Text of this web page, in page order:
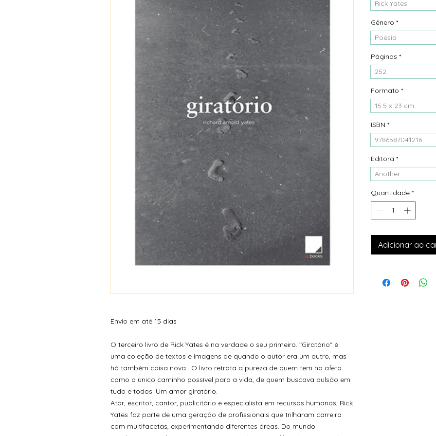
Envio em até 15 dias
O terceiro livro de Rick Yates é na verdade o seu primeiro. "Giratório" é
uma coleção de textos e imagens de quando o autor era um outro, mas
há também coisa nova. O livro retrata a pureza de quem tem no afeto
como o único caminho possível para a vida, de quem buscava pulsão em
tudo e todos. Um amor giratório.
Ator, escritor, cantor, publicitário e especialista em recursos humanos, Rick
Yates faz parte de uma geração de profissionais que trilharam carreira
com multifacetas, experimentando diferentes áreas. Do mundo
Rick Yates
Gênero *
Poesia
Páginas *
252
Formato *
15.5 x 23 cm
ISBN *
9786587041216
Editora *
Another
Quantidade *
Adicionar ao